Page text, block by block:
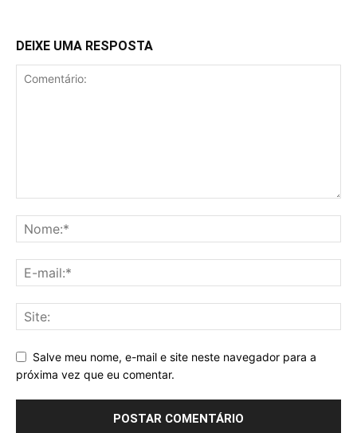
DEIXE UMA RESPOSTA
Salve meu nome, e-mail e site neste navegador para a
próxima vez que eu comentar.